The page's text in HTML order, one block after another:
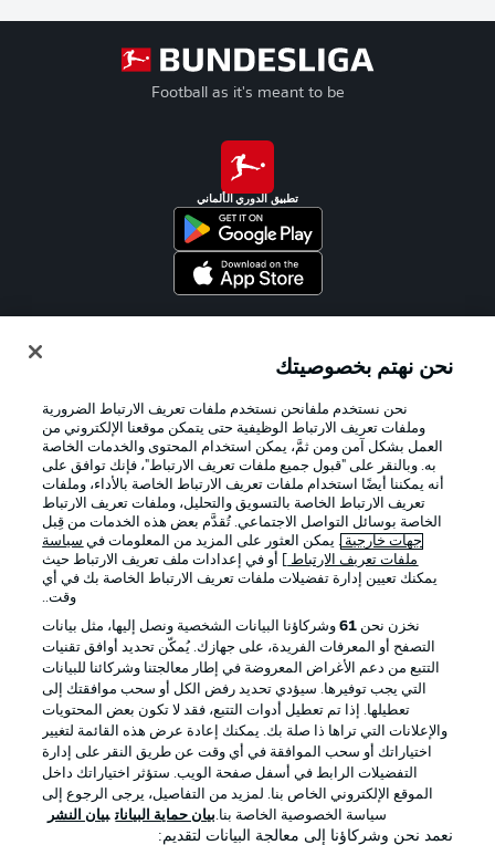
Football as it's meant to be
تطبيق الدوري الألماني
الإعلانات الإخطارات القانونية
شروط الاستخدام الوظائف
جهة النشر تواصل معنا
اللاعبون
نحن نهتم بخصوصيتك
نحن نستخدم ملفانحن نستخدم ملفات تعريف الارتباط الضرورية
وملفات تعريف الارتباط الوظيفية حتى يتمكن موقعنا الإلكتروني من
العمل بشكل آمن ومن ثمَّ، يمكن استخدام المحتوى والخدمات الخاصة
به. وبالنقر على "قبول جميع ملفات تعريف الارتباط"، فإنك توافق على
أنه يمكننا أيضًا استخدام ملفات تعريف الارتباط الخاصة بالأداء، وملفات
تعريف الارتباط الخاصة بالتسويق والتحليل، وملفات تعريف الارتباط
الخاصة بوسائل التواصل الاجتماعي. تُقدَّم بعض هذه الخدمات من قِبل
جهات خارجية . يمكن العثور على المزيد من المعلومات في سياسة
ملفات تعريف الارتباط
] أو في إعدادات ملف تعريف الارتباط حيث
يمكنك تعيين إدارة تفضيلات ملفات تعريف الارتباط الخاصة بك في أي
وقت..
نخزن نحن 61وشركاؤنا البيانات الشخصية ونصل إليها، مثل بيانات
التصفح أو المعرفات الفريدة، على جهازك. يُمكّن تحديد أوافق تقنيات
التتبع من دعم الأغراض المعروضة في إطار معالجتنا وشركائنا للبيانات
التي يجب توفيرها. سيؤدي تحديد رفض الكل أو سحب موافقتك إلى
تعطيلها. إذا تم تعطيل أدوات التتبع، فقد لا تكون بعض المحتويات
والإعلانات التي تراها ذا صلة بك. يمكنك إعادة عرض هذه القائمة لتغيير
اختياراتك أو سحب الموافقة في أي وقت عن طريق النقر على إدارة
التفضيلات الرابط في أسفل صفحة الويب. ستؤثر اختياراتك داخل
الموقع الإلكتروني الخاص بنا. لمزيد من التفاصيل، يرجى الرجوع إلى
سياسة الخصوصية الخاصة بنا.بيان حماية البيانات بيان النشر
نعمد نحن وشركاؤنا إلى معالجة البيانات لتقديم: